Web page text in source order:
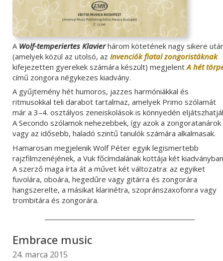
A Wolf-temperiertes Klavierhárom kötetének nagy sikere
(amelyek közül az utolsó, az Invenciók fiatal zongoristáknak
kifejezetten gyerekek számára készült) megjelent A hét
című zongora négykezes kiadvány.
A gyűjtemény hét humoros, jazzes harmóniákkal és
ritmusokkal teli darabot tartalmaz, amelyek Primo szólamát
már a 3–4. osztályos zeneiskolások is könnyedén
A Secondo szólamok nehezebbek, így azok a zongoratanárok
vagy az idősebb, haladó szintű tanulók számára alkalmasak.
Hamarosan megjelenik Wolf Péter egyik legismertebb
rajzfilmzenéjének, a Vuk főcímdalának kottája két
A szerző maga írta át a művet két változatra: az egyiket
fuvolára, oboára, hegedűre vagy gitárra és zongorára
hangszerelte, a másikat klarinétra, szopránszaxofonra vagy
trombitára és zongorára.
Embrace music
24. marca 2015